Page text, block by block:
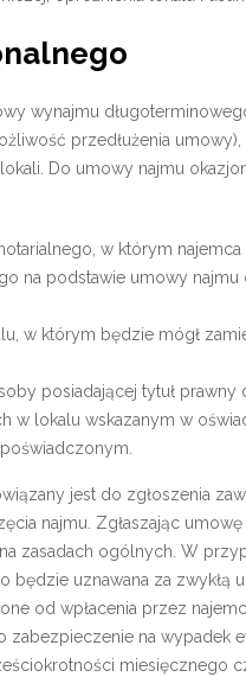
wynajmu
przedłużenia
Do umowy najmu
w którym
na podstawie umowy
w którym będzie mógł
posiadającej tytuł
w lokalu wskazanym w
jest do zgłoszenia
najmu. Zgłaszając
zasadach ogólnych. W
będzie uznawana za zwykłą
od wpłacenia przez
zabezpieczenie na
miesięcznego